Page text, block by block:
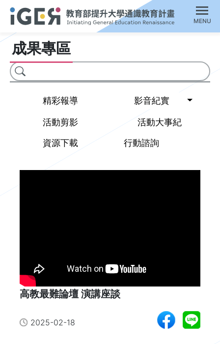
MENU
成果專區
搜尋
精彩報導 影音紀實
活動剪影
活動大事紀
資源下載
行動諮詢
高教最難論壇 演講座談
2025-02-18